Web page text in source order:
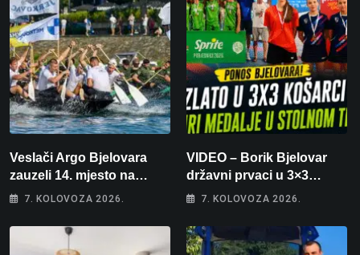
Veslači Argo Bjelovara
zauzeli 14. mjesto na
brzincu
7. KOLOVOZA 2026.
VIDEO – Borik Bjelovar
državni prvaci u 3×3
košarci, Klara Končar je
stolnom tenisu!
7. KOLOVOZA 2026.